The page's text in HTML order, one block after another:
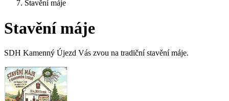
Stavění máje
Stavění máje
SDH Kamenný Újezd Vás zvou na tradiční stavění máje.